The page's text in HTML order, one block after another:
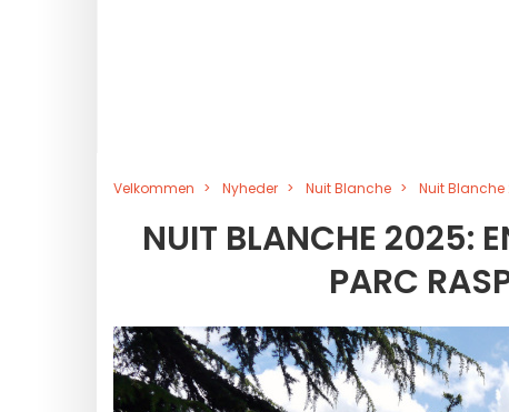
Velkommen Nyheder Nuit Blanche Nuit
NUIT BLANCHE 2025:
PARC